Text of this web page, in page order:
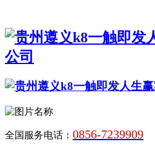
全国服务电话： 0856-7239909